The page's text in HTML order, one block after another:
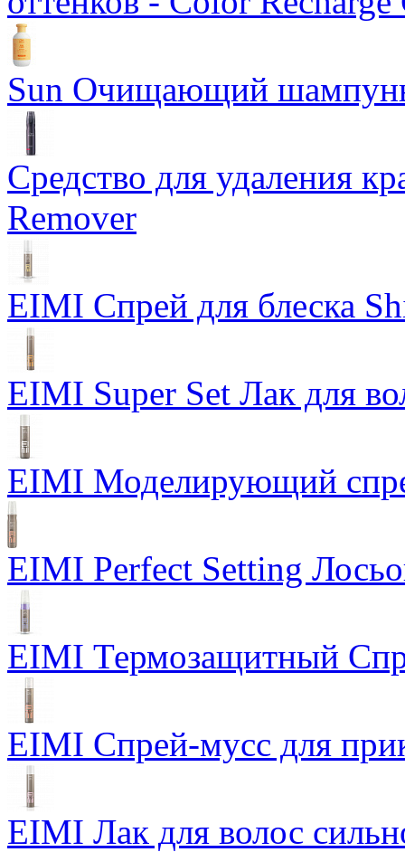
Sun Очищающий
Средство для удаления
Remover
EIMI Спрей для блеска
EIMI Super Set Лак для
EIMI Моделирующий
EIMI Perfect Setting
EIMI Термозащитный
EIMI Спрей-мусс для
EIMI Лак для волос